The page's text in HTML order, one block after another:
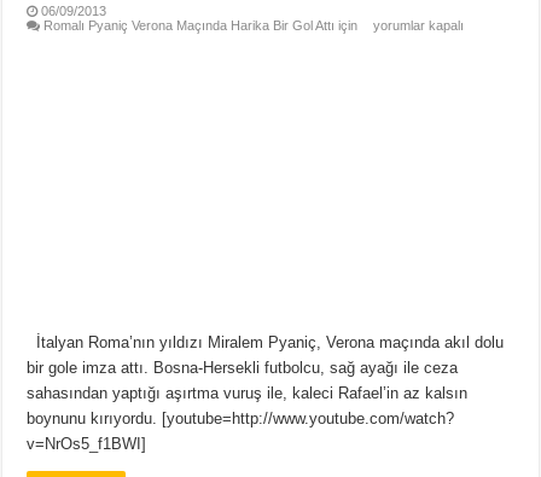
06/09/2013
Romalı Pyaniç Verona Maçında Harika Bir Gol Attı için
yorumlar kapalı
İtalyan Roma’nın yıldızı Miralem Pyaniç, Verona maçında akıl dolu
bir gole imza attı. Bosna-Hersekli futbolcu, sağ ayağı ile ceza
sahasından yaptığı aşırtma vuruş ile, kaleci Rafael’in az kalsın
boynunu kırıyordu. [youtube=http://www.youtube.com/watch?
v=NrOs5_f1BWI]